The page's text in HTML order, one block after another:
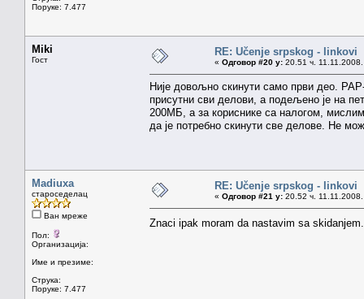
Поруке: 7.477
Miki
Гост
RE: Učenje srpskog - linkovi
« Одговор #20 у: 20.51 ч.
Није довољно скинути само први део.
присутни сви делови, а подељено је на
200МБ, а за кориснике са налогом,
да је потребно скинути све делове. Не
Madiuxa
староседелац
Ван мреже
Пол:
Организација:
Име и презиме:
Струка:
Поруке: 7.477
RE: Učenje srpskog - linkovi
« Одговор #21 у: 20.52 ч.
Znaci ipak moram da nastavim sa